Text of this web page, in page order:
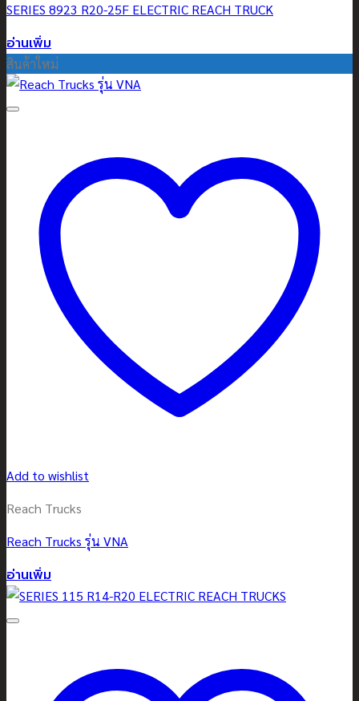
SERIES 8923 R20-25F ELECTRIC REACH TRUCK
อ่านเพิ่ม
สินค้าใหม่
Add to wishlist
Reach Trucks
Reach Trucks รุ่น VNA
อ่านเพิ่ม